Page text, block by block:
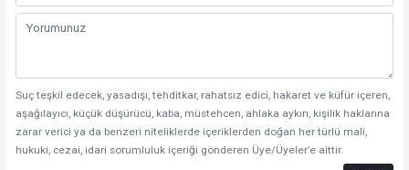
Suç teşkil edecek, yasadışı, tehditkar, rahatsız edici, hakaret ve küfür içeren,
aşağılayıcı, küçük düşürücü, kaba, müstehcen, ahlaka aykırı, kişilik haklarına
zarar verici ya da benzeri niteliklerde içeriklerden doğan her türlü mali,
hukuki, cezai, idari sorumluluk içeriği gönderen Üye/Üyeler’e aittir.